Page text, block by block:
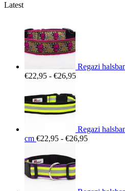
Latest
Regazi
€22,95 - €26,95Prijsklasse:
Regazi
cm €22,95 - €26,95Prijsklasse: